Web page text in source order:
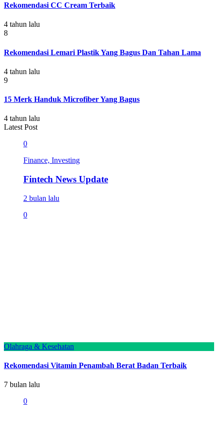
Rekomendasi CC Cream Terbaik
4 tahun lalu
8
Rekomendasi Lemari Plastik Yang Bagus Dan Tahan Lama
4 tahun lalu
9
15 Merk Handuk Microfiber Yang Bagus
4 tahun lalu
Latest Post
0
Finance, Investing
Fintech News Update
2 bulan lalu
0
Olahraga & Kesehatan
Rekomendasi Vitamin Penambah Berat Badan Terbaik
7 bulan lalu
0